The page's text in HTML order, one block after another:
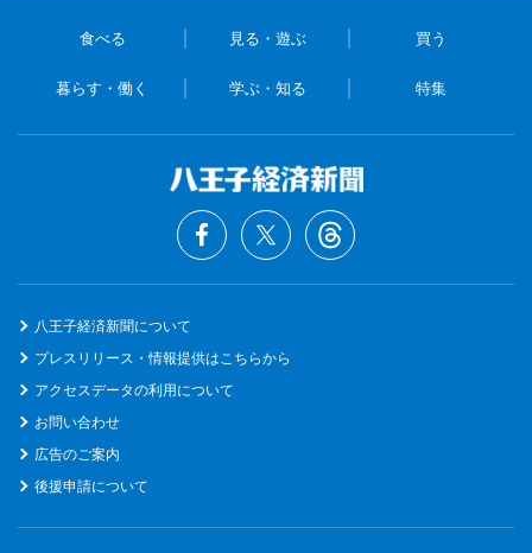
食べる 見る・遊ぶ 買う
暮らす・働く 学ぶ・知る 特集
八王子経済新聞について
プレスリリース・情報提供はこちらから
アクセスデータの利用について
お問い合わせ
広告のご案内
後援申請について